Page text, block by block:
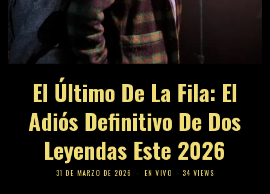
El Último De La Fila: El
Adiós Definitivo De Dos
Leyendas Este 2026
31 DE MARZO DE 2026 EN VIVO 34 VIEWS